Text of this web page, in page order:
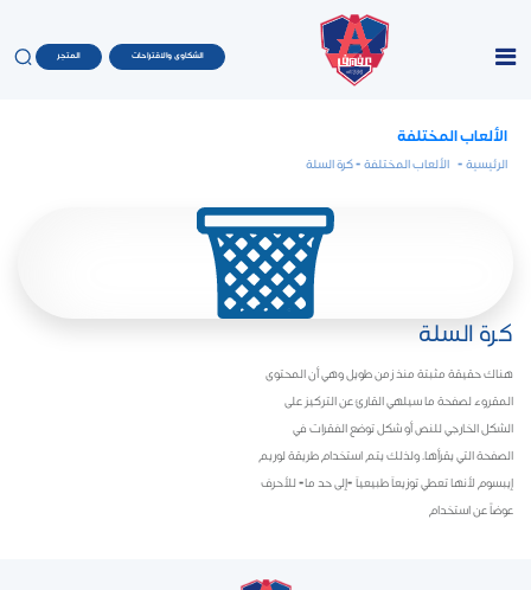
الشكاوى والاقتراحات المتجر
الألعاب المختلفة
الرئيسية - الألعاب المختلفة - كرة السلة
كرة السلة
هناك حقيقة مثبتة منذ زمن طويل وهي أن المحتوى
المقروء لصفحة ما سيلهي القارئ عن التركيز على
الشكل الخارجي للنص أو شكل توضع الفقرات في
الصفحة التي يقرأها. ولذلك يتم استخدام طريقة لوريم
إيبسوم لأنها تعطي توزيعاَ طبيعياَ -إلى حد ما- للأحرف
عوضاً عن استخدام